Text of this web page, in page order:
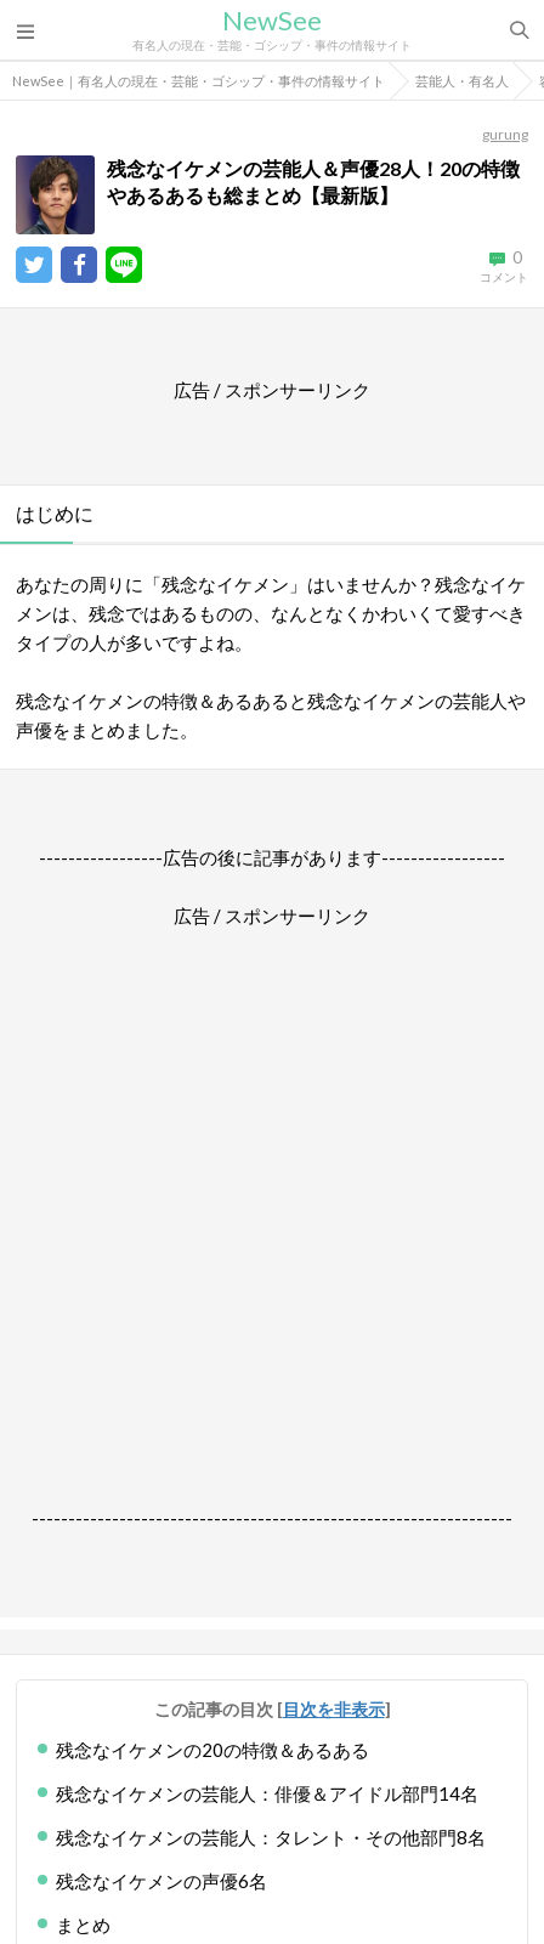
NewSee
有名人の現在・芸能・ゴシップ・事件の情報サイト
NewSee｜有名人の現在・芸能・ゴシップ・事件の情報サイト 芸能人・有名人
gurung
残念なイケメンの芸能人＆声優28人！20の特徴
やあるあるも総まとめ【最新版】
0
コメント
広告 / スポンサーリンク
はじめに
あなたの周りに「残念なイケメン」はいませんか？残念なイケ
メンは、残念ではあるものの、なんとなくかわいくて愛すべき
タイプの人が多いですよね。
残念なイケメンの特徴＆あるあると残念なイケメンの芸能人や
声優をまとめました。
-----------------広告の後に記事があります-----------------
広告 / スポンサーリンク
------------------------------------------------------------------
この記事の目次 [目次を非表示]
残念なイケメンの20の特徴＆あるある
残念なイケメンの芸能人：俳優＆アイドル部門14名
残念なイケメンの芸能人：タレント・その他部門8名
残念なイケメンの声優6名
まとめ